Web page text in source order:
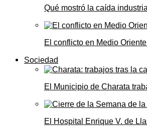
Qué mostró la caída
El conflicto en Medio
Sociedad
El Municipio de Charata
El Hospital Enrique V. de